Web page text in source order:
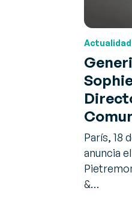
Actualidad
París, 18
anuncia
&…